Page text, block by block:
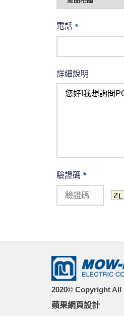
電話 *
詳細說明
驗證碼 *
2020© Copyright All
蘋果網頁設計